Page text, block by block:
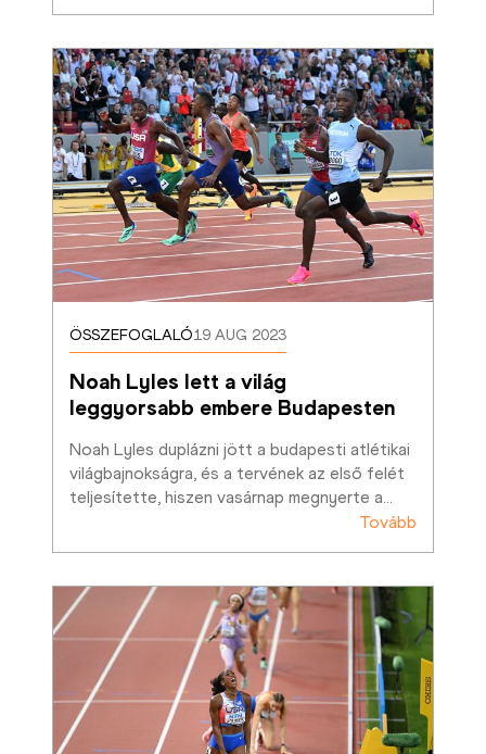
ÖSSZEFOGLALÓ19 AUG 2023
Noah Lyles lett a világ
leggyorsabb embere Budapesten
Noah Lyles duplázni jött a budapesti atlétikai
világbajnokságra, és a tervének az első felét
teljesítette, hiszen vasárnap megnyerte a…
Tovább